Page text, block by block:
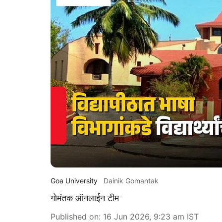
Goa University Dainik Gomantak
गोमंतक ऑनलाईन टीम
Published on: 16 Jun 2026, 9:23 am IST